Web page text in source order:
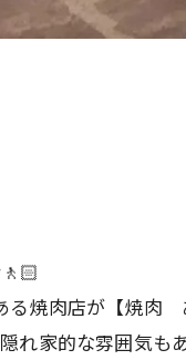
る焼肉店が【焼肉
れ家的な雰囲気もあ